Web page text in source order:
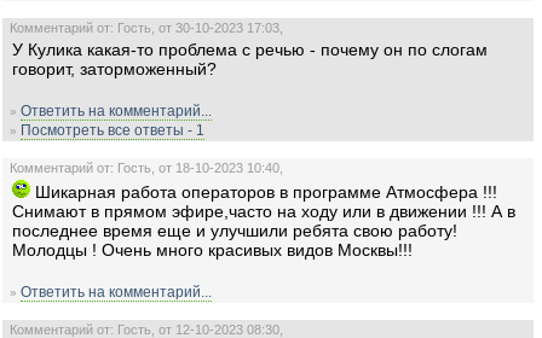
Комментарий от: Гость, от 30-10-2023 17:03,
У Кулика какая-то проблема с речью - почему он по слогам
говорит, заторможенный?
» Ответить на комментарий...
» Посмотреть все ответы - 1
Комментарий от: Гость, от 18-10-2023 10:40,
Шикарная работа операторов в программе Атмосфера !!!
Снимают в прямом эфире,часто на ходу или в движении !!! А в
последнее время еще и улучшили ребята свою работу!
Молодцы ! Очень много красивых видов Москвы!!!
» Ответить на комментарий...
Комментарий от: Гость, от 12-10-2023 08:30,